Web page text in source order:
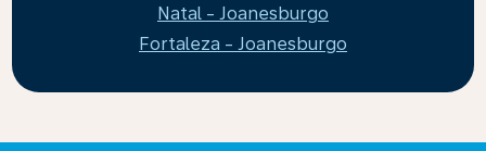
Natal - Joanesburgo
Fortaleza - Joanesburgo